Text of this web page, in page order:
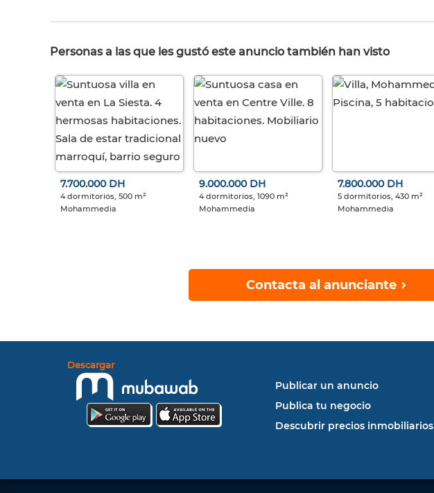
Personas a las que les gustó este anuncio también han visto
7.700.000 DH
4 dormitorios, 500 m²
Mohammedia
9.000.000 DH
4 dormitorios, 1090 m²
Mohammedia
7.800.000 DH
5 dormitorios, 430 m²
Mohammedia
Contacta al anunciante
Descargar
Publicar un anuncio
Publica tu negocio
Descubrir precios inmobiliarios